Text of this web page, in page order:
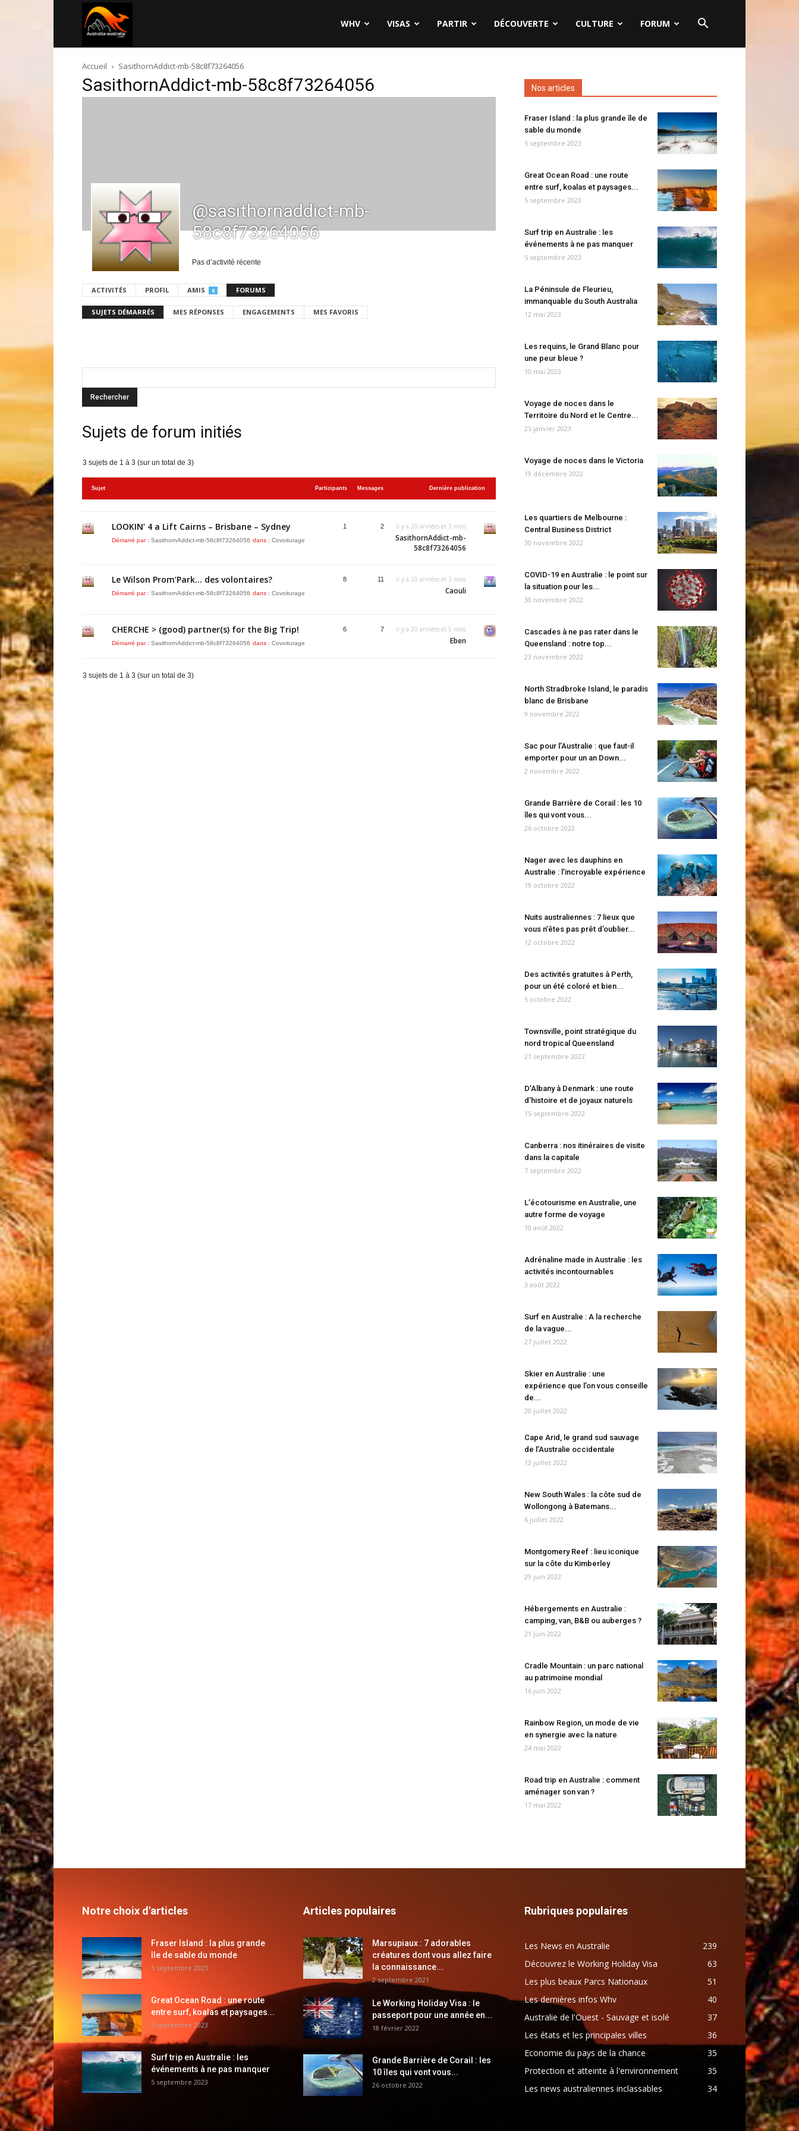
australie.com
WHV VISAS PARTIR DÉCOUVERTE CULTURE FORUM
Accueil SasithornAddict-mb-58c8f73264056
SasithornAddict-mb-58c8f73264056
@sasithornaddict-mb-
58c8f73264056
Pas d’activité récente
ACTIVITÉS PROFIL AMIS 0 FORUMS
SUJETS DÉMARRÉS MES RÉPONSES ENGAGEMENTS MES FAVORIS
Sujets de forum initiés
3 sujets de 1 à 3 (sur un total de 3)
Sujet Participants Messages Dernière publication
LOOKIN’ 4 a Lift Cairns – Brisbane – Sydney
Démarré par : SasithornAddict-mb-58c8f73264056 dans : Covoiturage
1 2 il y a 20 années et 3 mois
SasithornAddict-mb-
58c8f73264056
Le Wilson Prom’Park… des volontaires?
Démarré par : SasithornAddict-mb-58c8f73264056 dans : Covoiturage
8 11 il y a 20 années et 3 mois
Caouli
CHERCHE > (good) partner(s) for the Big Trip!
Démarré par : SasithornAddict-mb-58c8f73264056 dans : Covoiturage
6 7 il y a 20 années et 5 mois
Eben
3 sujets de 1 à 3 (sur un total de 3)
Nos articles
Fraser Island : la plus grande île de
sable du monde
5 septembre 2023
Great Ocean Road : une route
entre surf, koalas et paysages...
5 septembre 2023
Surf trip en Australie : les
événements à ne pas manquer
5 septembre 2023
La Péninsule de Fleurieu,
immanquable du South Australia
12 mai 2023
Les requins, le Grand Blanc pour
une peur bleue ?
10 mai 2023
Voyage de noces dans le
Territoire du Nord et le Centre...
25 janvier 2023
Voyage de noces dans le Victoria
19 décembre 2022
Les quartiers de Melbourne :
Central Business District
30 novembre 2022
COVID-19 en Australie : le point sur
la situation pour les...
30 novembre 2022
Cascades à ne pas rater dans le
Queensland : notre top...
23 novembre 2022
North Stradbroke Island, le paradis
blanc de Brisbane
9 novembre 2022
Sac pour l’Australie : que faut-il
emporter pour un an Down...
2 novembre 2022
Grande Barrière de Corail : les 10
îles qui vont vous...
26 octobre 2022
Nager avec les dauphins en
Australie : l’incroyable expérience
19 octobre 2022
Nuits australiennes : 7 lieux que
vous n’êtes pas prêt d’oublier...
12 octobre 2022
Des activités gratuites à Perth,
pour un été coloré et bien...
5 octobre 2022
Townsville, point stratégique du
nord tropical Queensland
21 septembre 2022
D’Albany à Denmark : une route
d’histoire et de joyaux naturels
15 septembre 2022
Canberra : nos itinéraires de visite
dans la capitale
7 septembre 2022
L’écotourisme en Australie, une
autre forme de voyage
10 août 2022
Adrénaline made in Australie : les
activités incontournables
3 août 2022
Surf en Australie : A la recherche
de la vague...
27 juillet 2022
Skier en Australie : une
expérience que l’on vous conseille
de...
20 juillet 2022
Cape Arid, le grand sud sauvage
de l’Australie occidentale
13 juillet 2022
New South Wales : la côte sud de
Wollongong à Batemans...
6 juillet 2022
Montgomery Reef : lieu iconique
sur la côte du Kimberley
29 juin 2022
Hébergements en Australie :
camping, van, B&B ou auberges ?
21 juin 2022
Cradle Mountain : un parc national
au patrimoine mondial
16 juin 2022
Rainbow Region, un mode de vie
en synergie avec la nature
24 mai 2022
Road trip en Australie : comment
aménager son van ?
17 mai 2022
Notre choix d'articles
Fraser Island : la plus grande
île de sable du monde
5 septembre 2023
Great Ocean Road : une route
entre surf, koalas et paysages...
5 septembre 2023
Surf trip en Australie : les
événements à ne pas manquer
5 septembre 2023
Articles populaires
Marsupiaux : 7 adorables
créatures dont vous allez faire
la connaissance...
2 septembre 2021
Le Working Holiday Visa : le
passeport pour une année en...
18 février 2022
Grande Barrière de Corail : les
10 îles qui vont vous...
26 octobre 2022
Rubriques populaires
Les News en Australie
239
Découvrez le Working Holiday Visa
63
Les plus beaux Parcs Nationaux
51
Les dernières infos Whv
40
Australie de l'Ouest - Sauvage et isolé
37
Les états et les principales villes
36
Economie du pays de la chance
35
Protection et atteinte à l'environnement
35
Les news australiennes inclassables
34